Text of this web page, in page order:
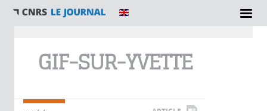
GIF-SUR-YVETTE